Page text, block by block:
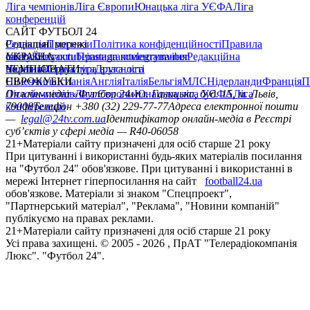
Ліга чемпіонівЛіга ЄвропиЮнацька ліга УЄФАЛіга
конференцій
САЙТ ФУТБОЛ 24
РедакціяПрогнозиПолітика конфіденційностіПравила
сайтуКонтактиПравила коментуванняРедакційна
політикаСтруктура власності
Соціальні мережі
facebookxyoutubeinstagramtelegramviber
УКРАЇНА
УкраїнаПерша лігаДруга ліга
ЧЕМПІОНАТИ
НімеччинаІспаніяАнгліяІталіяБельгіяМЛСНідерландиФранція
ЄВРОКУБКИ
Ліга чемпіонівЛіга ЄвропиЮнацька ліга УЄФАЛіга
конференцій
Онлайн-медіа «Футбол 24»пл. Галицька, буд. 15, м. Львів,
79008Телефон +380 (32) 229-77-77Адреса електронної пошти
— legal@24tv.com.uaІдентифікатор онлайн-медіа в Реєстрі
суб’єктів у сфері медіа — R40-06058
21+Матеріали сайту призначені для осіб старше 21 року
При цитуванні і використанні будь-яких матеріалів посилання
на "Футбол 24" обов'язкове. При цитуванні і використанні в
мережі Інтернет гіперпосилання на сайт
football24.ua
обов'язкове. Матеріали зі знаком "Спецпроект",
"Партнерський матеріал", "Реклама", "Новини компаній"
публікуємо на правах реклами.
21+Матеріали сайту призначені для осіб старше 21 року
Усi права захищенi. © 2005 - 2026 , ПрАТ "Телерадіокомпанія
Люкс". "Футбол 24".